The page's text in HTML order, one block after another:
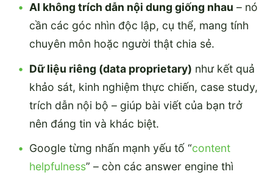
AI không trích dẫn nội dung giống nhau – nó
cần các góc nhìn độc lập, cụ thể, mang tính
chuyên môn hoặc người thật chia sẻ.
Dữ liệu riêng (data proprietary) như kết quả
khảo sát, kinh nghiệm thực chiến, case study,
trích dẫn nội bộ – giúp bài viết của bạn trở
nên đáng tin và khác biệt.
Google từng nhấn mạnh yếu tố “content
helpfulness” – còn các answer engine thì